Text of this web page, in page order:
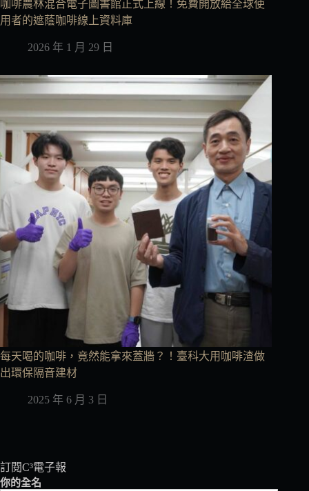
咖啡農林混合電子圖書館正式上線！免費開放給全球使
用者的遮蔭咖啡線上資料庫
2026 年 1 月 29 日
每天喝的咖啡，竟然能拿來蓋牆？！臺科大用咖啡渣做
出環保隔音建材
2025 年 6 月 3 日
訂閱C³電子報
你的全名